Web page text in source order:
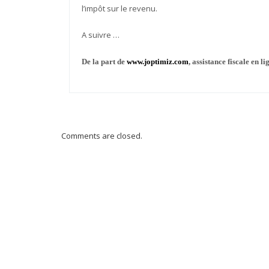
l’impôt sur le revenu.
A suivre …
De la part de www.joptimiz.com, assistance fiscale en
Comments are closed.